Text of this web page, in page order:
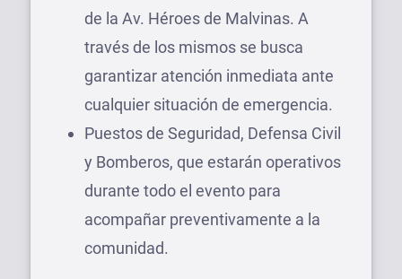
de la Av. Héroes de Malvinas. A
través de los mismos se busca
garantizar atención inmediata ante
cualquier situación de emergencia.
Puestos de Seguridad, Defensa Civil
y Bomberos, que estarán operativos
durante todo el evento para
acompañar preventivamente a la
comunidad.